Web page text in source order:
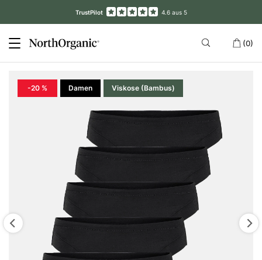
TrustPilot 4.6 aus 5
(0)
-20 % Damen Viskose (Bambus)